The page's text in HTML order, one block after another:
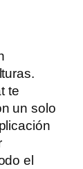
te
un solo
el